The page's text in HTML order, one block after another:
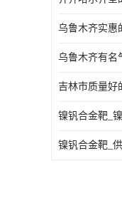
乌鲁木齐实惠
乌鲁木齐有名
吉林市质量好